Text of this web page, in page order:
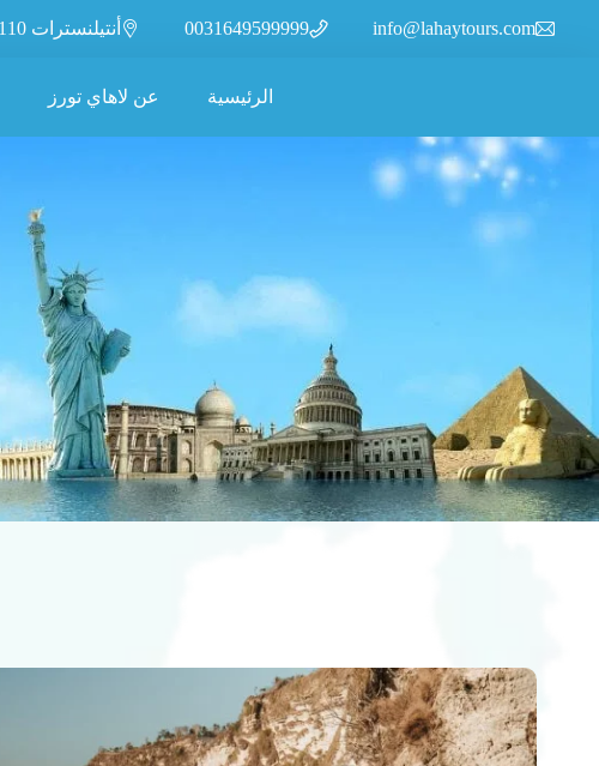
info@lahaytours.com
0031649599999 أنتيلنسترات 110، 2315XR، ليدن، هولندا
الرئيسية عن لاهاي تورز